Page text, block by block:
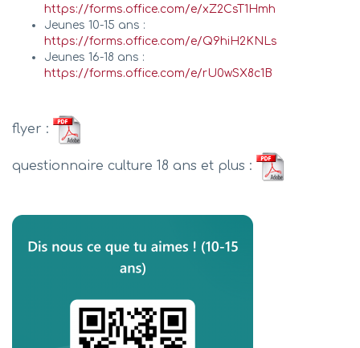
https://forms.office.com/e/xZ2CsT1Hmh
Jeunes 10-15 ans :
https://forms.office.com/e/Q9hiH2KNLs
Jeunes 16-18 ans :
https://forms.office.com/e/rU0wSX8c1B
flyer :
questionnaire culture 18 ans et plus :